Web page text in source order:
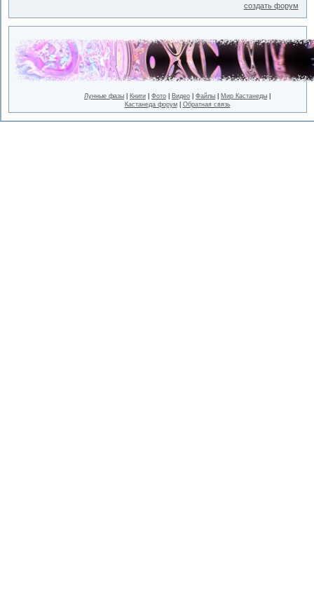
создать форум
Лунные фазы Книги Фото Видео Файлы Мир Кастанеды
Кастанеда форум| Обратная связь